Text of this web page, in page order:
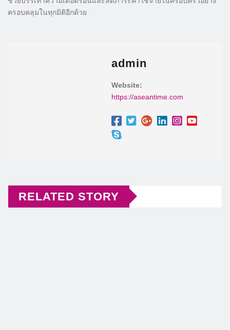
ครอบคลุมในทุกมิติอีกด้วย
admin
Website:
https://aseantime.com
RELATED STORY